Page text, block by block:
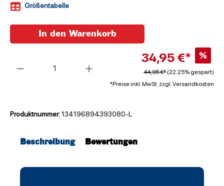
Größentabelle
34,95 €* %
44,95 €* (22.25% gespart)
*Preise inkl. MwSt. zzgl. Versandkosten
In den Warenkorb
Produktnummer:134196894393080-L
Beschreibung Bewertungen